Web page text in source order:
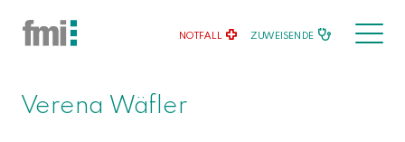
NOTFALL ZUWEISENDE
Verena Wäfler